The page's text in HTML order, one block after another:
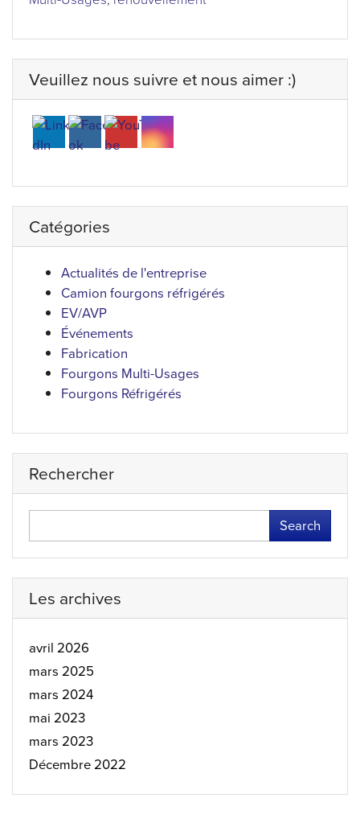
Veuillez nous suivre et nous aimer :)
Catégories
Actualités de l'entreprise
Camion fourgons réfrigérés
EV/AVP
Événements
Fabrication
Fourgons Multi-Usages
Fourgons Réfrigérés
Rechercher
Search
Les archives
avril 2026
mars 2025
mars 2024
mai 2023
mars 2023
Décembre 2022